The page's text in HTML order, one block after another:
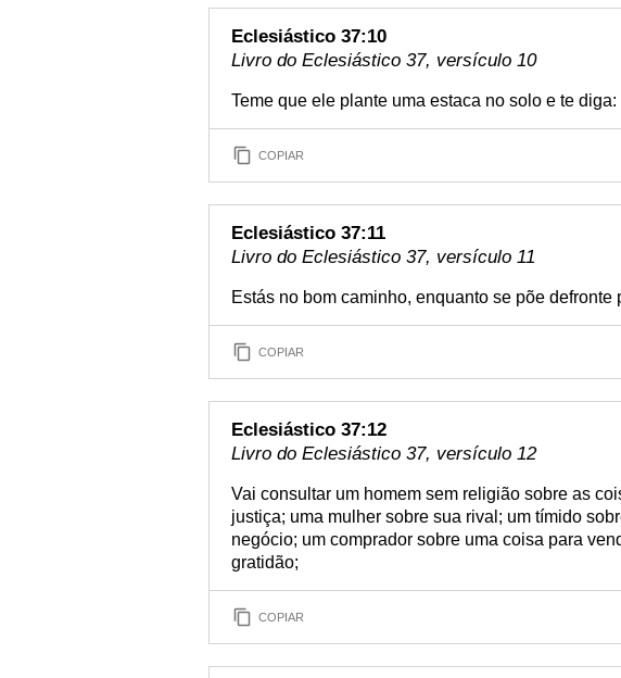
Eclesiástico 37:10
Livro do Eclesiástico 37, versículo 10
Teme que ele plante uma estaca no solo e te diga:
COPIAR
Eclesiástico 37:11
Livro do Eclesiástico 37, versículo 11
Estás no bom caminho, enquanto se põe defronte
COPIAR
Eclesiástico 37:12
Livro do Eclesiástico 37, versículo 12
Vai consultar um homem sem religião sobre as
justiça; uma mulher sobre sua rival; um tímido
negócio; um comprador sobre uma coisa para
gratidão;
COPIAR